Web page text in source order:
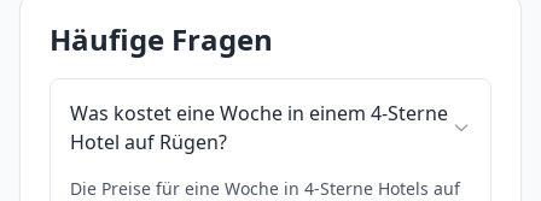
Häufige Fragen
Was kostet eine Woche in einem 4-Sterne
Hotel auf Rügen?
Die Preise für eine Woche in 4-Sterne Hotels auf